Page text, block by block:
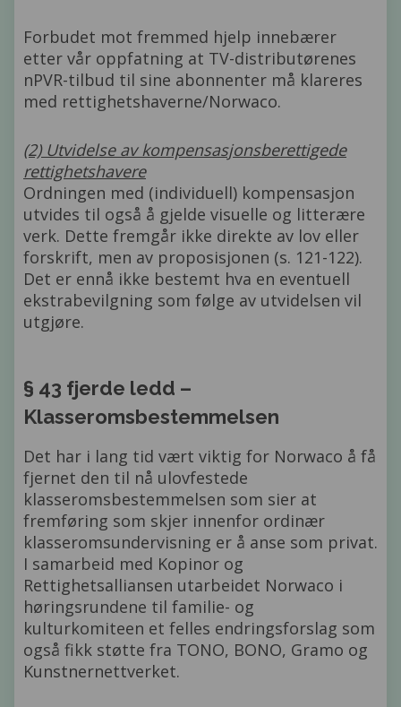
Forbudet mot fremmed hjelp innebærer
etter vår oppfatning at TV-distributørenes
nPVR-tilbud til sine abonnenter må klareres
med rettighetshaverne/Norwaco.
(2) Utvidelse av kompensasjonsberettigede
rettighetshavere
Ordningen med (individuell) kompensasjon
utvides til også å gjelde visuelle og litterære
verk. Dette fremgår ikke direkte av lov eller
forskrift, men av proposisjonen (s. 121-122).
Det er ennå ikke bestemt hva en eventuell
ekstrabevilgning som følge av utvidelsen vil
utgjøre.
§ 43 fjerde ledd –
Klasseromsbestemmelsen
Det har i lang tid vært viktig for Norwaco å få
fjernet den til nå ulovfestede
klasseromsbestemmelsen som sier at
fremføring som skjer innenfor ordinær
klasseromsundervisning er å anse som privat.
I samarbeid med Kopinor og
Rettighetsalliansen utarbeidet Norwaco i
høringsrundene til familie- og
kulturkomiteen et felles endringsforslag som
også fikk støtte fra TONO, BONO, Gramo og
Kunstnernettverket.